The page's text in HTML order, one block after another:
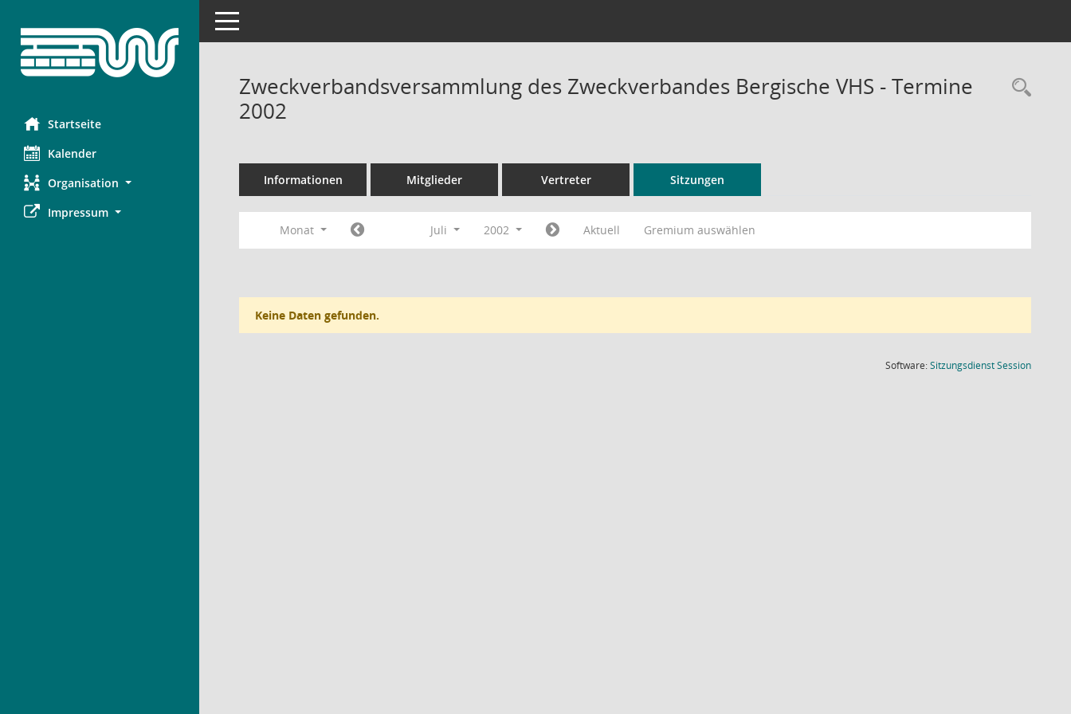
Startseite
Kalender
Organisation
Impressum
Toggle navigation
Zweckverbandsversammlung des Zweckverbandes Bergische VHS - Termine
2002
Informationen Mitglieder Vertreter Sitzungen
Monat Juli 2002 Aktuell Gremium auswählen
Keine Daten gefunden.
Software:SitzungsdienstSession(Wird in